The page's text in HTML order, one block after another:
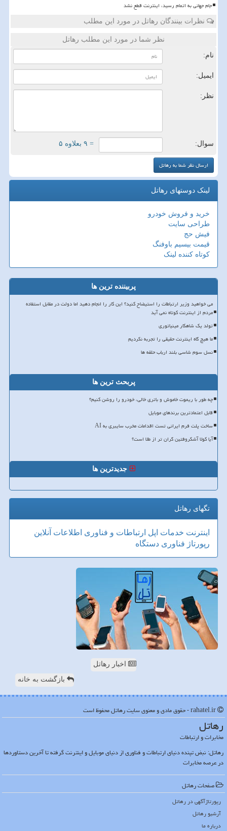
️جام جهانی به اتمام رسید، اینترنت قطع نشد
نظرات بینندگان رهاتل در مورد این مطلب
نظر شما در مورد این مطلب رهاتل
نام:
ایمیل:
نظر:
سوال: = ۹ بعلاوه ۵
لینک دوستهای رهاتل
خرید و فروش خودرو
طراحی سایت
فیش حج
قیمت بیسیم باوفنگ
کوتاه کننده لینک
پربیننده ترین ها
می خواهید وزیر ارتباطات را استیضاح کنید؟ این کار را انجام دهید اما دولت در مقابل استفاده
مردم از اینترنت کوتاه نمی آید
تولد یک شاهکار مینیاتوری
ما هیچ گاه اینترنت حقیقی را تجربه نکردیم
نسل سوم شاسی بلند ارباب حلقه ها
پربحث ترین ها
چه طور با ریموت خاموش و باتری خالی، خودرو را روشن کنیم؟
قابل اعتمادترین برندهای موبایل
ساخت پلت فرم ایرانی تست اقدامات مخرب سایبری به AI
آیا کولا آشکروفتین گران تر از طلا است؟
جدیدترین ها
تگهای رهاتل
اینترنت خدمات اپل ارتباطات و فناوری اطلاعات آنلاین
رپورتاژ فناوری دستگاه
اخبار رهاتل
بازگشت به خانه
رهاتل
مخابرات و ارتباطات
رهاتل: نبض تپنده دنیای ارتباطات و فناوری از دنیای موبایل و اینترنت گرفته تا آخرین دستاوردها
در عرصه مخابرات
صفحات رهاتل
رپورتاژآگهی در رهاتل
آرشیو رهاتل
درباره ما